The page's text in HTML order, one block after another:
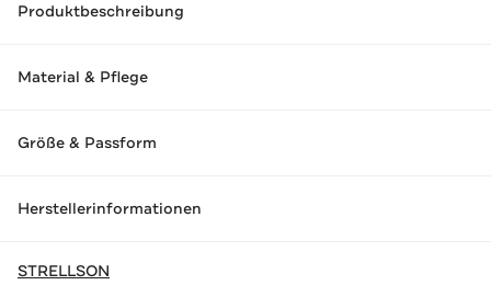
Produktbeschreibung
Material & Pflege
Größe & Passform
Herstellerinformationen
STRELLSON